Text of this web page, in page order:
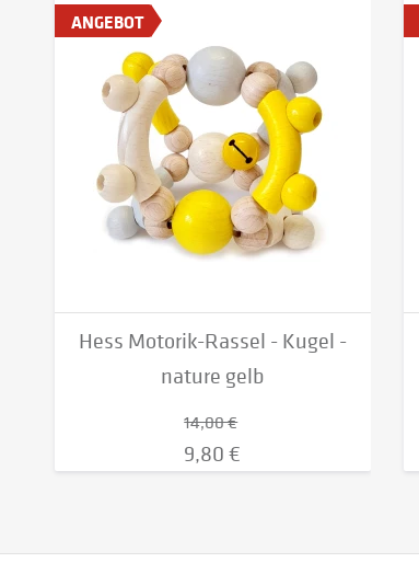
ANGEBOT
Hess Motorik-Rassel - Kugel -
nature gelb
14,00 €
9,80 €